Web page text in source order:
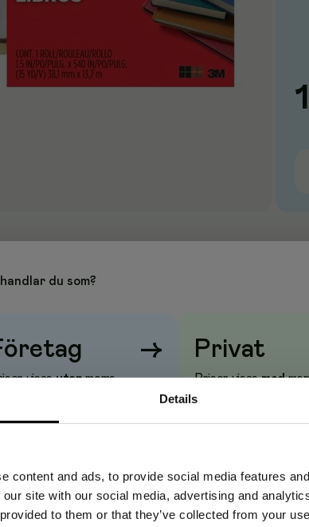
Details
content and ads, to provide social media features
site with our social media, advertising and
to them or that they’ve collected from your
fungerar utmärkt för att laga, förstärka, skydda
ytor på böcker, tidningar, mappar och pärmar.
lagning, förstärkning och skydd av rygg, kanter
mappar m.m. Tejpen anpassar sig efter bokens
och passar perfekt hemma, på kontoret, biblioteket
och transparent med ett häftämne som har
kvalitet för försegling av lådor inför tuff hantering
du som?
→
visasutanmoms
Privat
Priser visasmed